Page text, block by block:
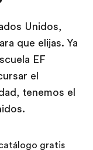
Unidos,
que elijas. Ya
EF
el
tenemos el
gratis